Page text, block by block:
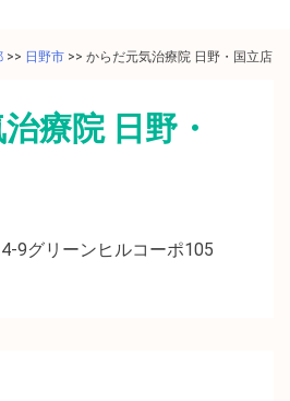
>> 日野市 >> からだ元気治療院 日野・国立店
療院 日野・
9グリーンヒルコーポ105